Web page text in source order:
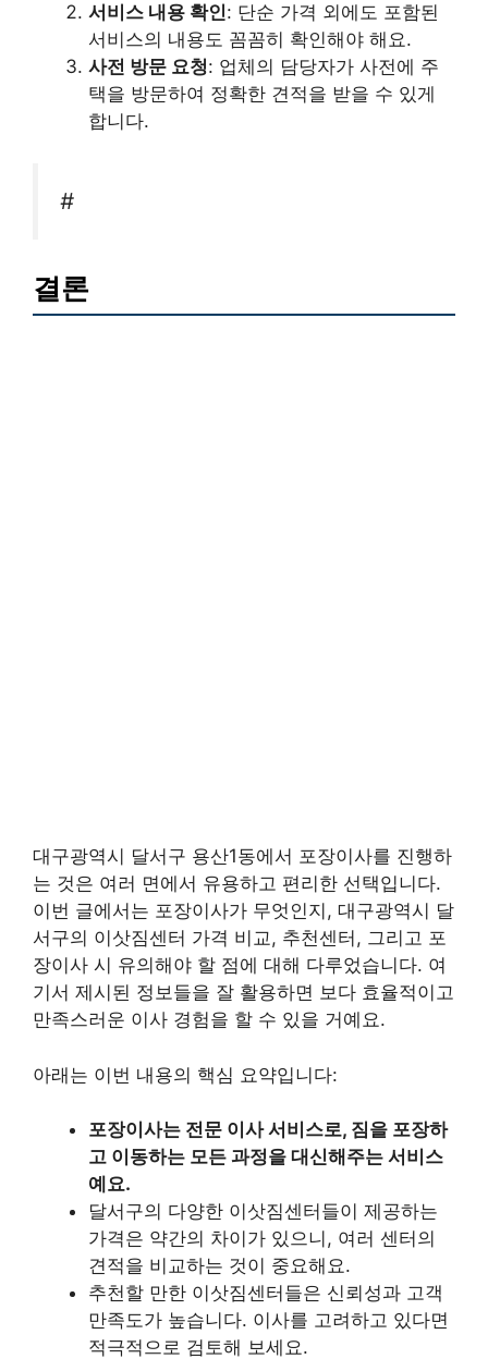
서비스 내용 확인: 단순 가격 외에도 포함된
서비스의 내용도 꼼꼼히 확인해야 해요.
사전 방문 요청: 업체의 담당자가 사전에 주
택을 방문하여 정확한 견적을 받을 수 있게
합니다.
#
결론
대구광역시 달서구 용산1동에서 포장이사를 진행하
는 것은 여러 면에서 유용하고 편리한 선택입니다.
이번 글에서는 포장이사가 무엇인지, 대구광역시 달
서구의 이삿짐센터 가격 비교, 추천센터, 그리고 포
장이사 시 유의해야 할 점에 대해 다루었습니다. 여
기서 제시된 정보들을 잘 활용하면 보다 효율적이고
만족스러운 이사 경험을 할 수 있을 거예요.
아래는 이번 내용의 핵심 요약입니다:
포장이사는 전문 이사 서비스로, 짐을 포장하
고 이동하는 모든 과정을 대신해주는 서비스
예요.
달서구의 다양한 이삿짐센터들이 제공하는
가격은 약간의 차이가 있으니, 여러 센터의
견적을 비교하는 것이 중요해요.
추천할 만한 이삿짐센터들은 신뢰성과 고객
만족도가 높습니다. 이사를 고려하고 있다면
적극적으로 검토해 보세요.